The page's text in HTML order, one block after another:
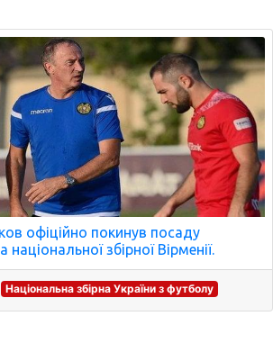
офіційно покинув посаду
збірної Вірменії.
Національна збірна України з футболу